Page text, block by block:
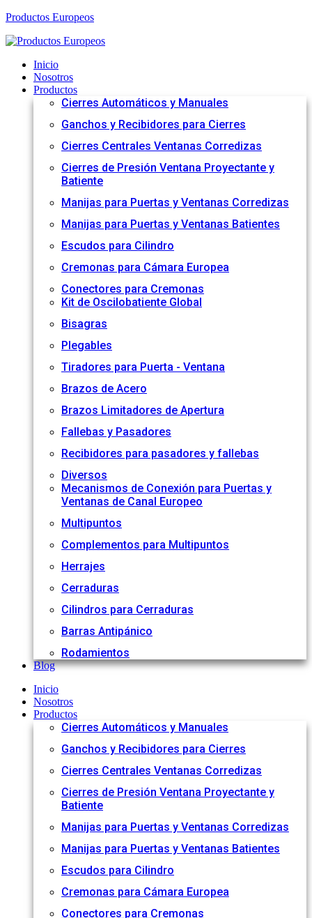
Productos Europeos
Inicio
Nosotros
Productos
Cierres Automáticos y Manuales
Ganchos y Recibidores para Cierres
Cierres Centrales Ventanas Corredizas
Cierres de Presión Ventana Proyectante y
Batiente
Manijas para Puertas y Ventanas Corredizas
Manijas para Puertas y Ventanas Batientes
Escudos para Cilindro
Cremonas para Cámara Europea
Conectores para Cremonas
Kit de Oscilobatiente Global
Bisagras
Plegables
Tiradores para Puerta - Ventana
Brazos de Acero
Brazos Limitadores de Apertura
Fallebas y Pasadores
Recibidores para pasadores y fallebas
Diversos
Mecanismos de Conexión para Puertas y
Ventanas de Canal Europeo
Multipuntos
Complementos para Multipuntos
Herrajes
Cerraduras
Cilindros para Cerraduras
Barras Antipánico
Rodamientos
Blog
Inicio
Nosotros
Productos
Cierres Automáticos y Manuales
Ganchos y Recibidores para Cierres
Cierres Centrales Ventanas Corredizas
Cierres de Presión Ventana Proyectante y
Batiente
Manijas para Puertas y Ventanas Corredizas
Manijas para Puertas y Ventanas Batientes
Escudos para Cilindro
Cremonas para Cámara Europea
Conectores para Cremonas